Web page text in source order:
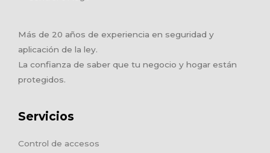
Más de 20 años de experiencia en seguridad y
aplicación de la ley.
La confianza de saber que tu negocio y hogar están
protegidos.
Servicios
Control de accesos